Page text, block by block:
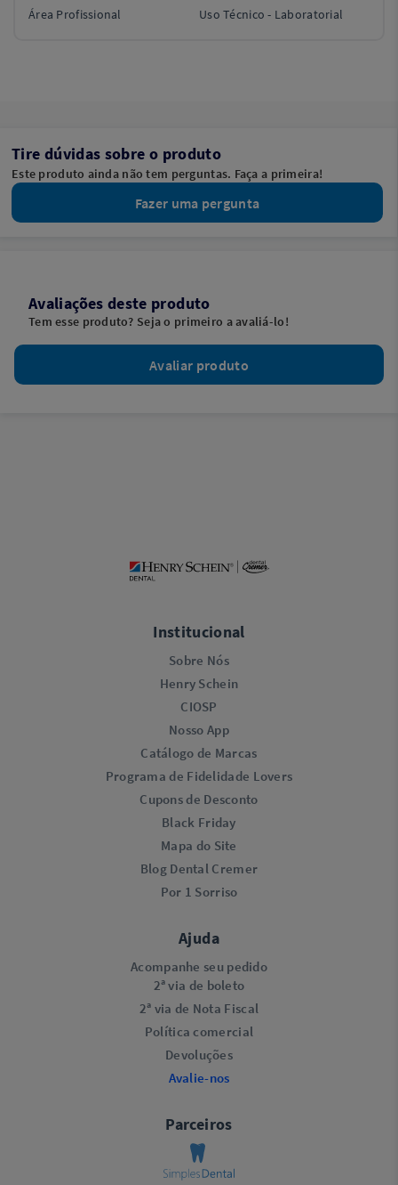
Área Profissional Uso Técnico - Laboratorial
Tire dúvidas sobre o produto
Este produto ainda não tem perguntas. Faça a primeira!
Fazer uma pergunta
Avaliações deste produto
Tem esse produto? Seja o primeiro a avaliá-lo!
Avaliar produto
Institucional
Sobre Nós
Henry Schein
CIOSP
Nosso App
Catálogo de Marcas
Programa de Fidelidade Lovers​
Cupons de Desconto
Black Friday
Mapa do Site
Blog Dental Cremer
Por 1 Sorriso
Ajuda
Acompanhe seu pedido
2ª via de boleto
2ª via de Nota Fiscal
Política comercial
Devoluções
Avalie-nos
Parceiros